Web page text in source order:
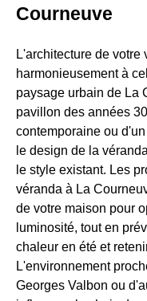
Courneuve
L'architecture de
harmonieusement à
paysage urbain de La
pavillon des années
contemporaine ou
le design de la
le style existant. Les
véranda à La
de votre maison pour
luminosité, tout en
chaleur en été et
L'environnement
Georges Valbon ou